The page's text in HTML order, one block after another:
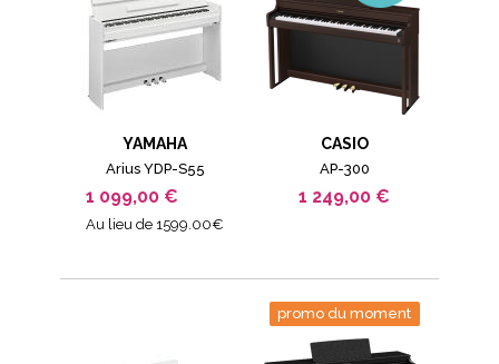
YAMAHA
Arius YDP-S55
1 099,00 €
Au lieu de 1599.00€
CASIO
AP-300
1 249,00 €
promo du moment